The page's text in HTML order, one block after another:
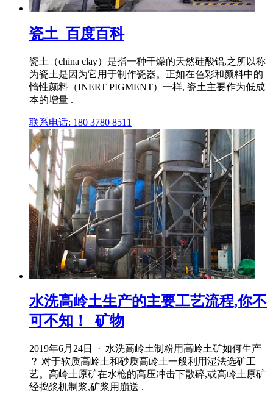
瓷土_百度百科
瓷土（china clay）是指一种干燥的天然硅酸铝,之所以称
为瓷土是因为它用于制作瓷器。正如在色彩和颜料中的
惰性颜料（INERT PIGMENT）一样, 瓷土主要作为低成
本的增量 .
联系电话: 180 3780 8511
水洗高岭土生产的主要工艺流程,你不
可不知！_矿物
2019年6月24日 · 水洗高岭土制粉用高岭土矿如何生产
？ 对于软质高岭土和砂质高岭土一般利用湿法选矿工
艺。高岭土原矿在水枪的高压冲击下散碎,或高岭土原矿
经捣浆机制浆,矿浆用崩送 .